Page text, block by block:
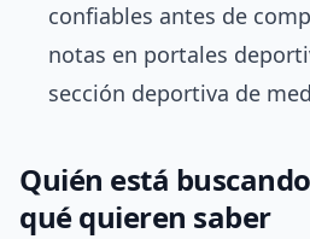
confiables antes de
notas en portales
sección deportiva de
Quién está
qué quieren saber